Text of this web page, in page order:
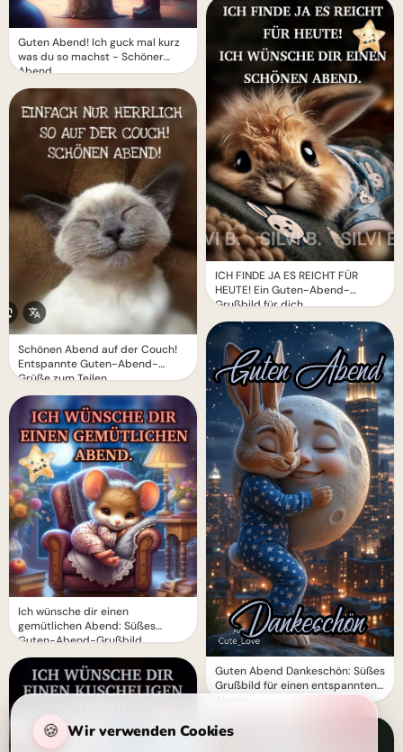
Guten Abend! Ich guck mal kurz
was du so machst - Schöner
Abend
Schönen Abend auf der Couch!
Entspannte Guten-Abend-
Grüße zum Teilen
Ich wünsche dir einen
gemütlichen Abend: Süßes
Guten-Abend-Grußbild
ICH FINDE JA ES REICHT FÜR
HEUTE! Ein Guten-Abend-
Grußbild für dich
Guten Abend Dankeschön: Süßes
Grußbild für einen entspannten
🍪 Wir verwenden Cookies